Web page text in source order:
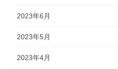
2023年6月
2023年5月
2023年4月